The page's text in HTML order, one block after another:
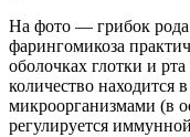
На фото — грибок рода
фарингомикоза
оболочках глотки и
количество находится
микроорганизмами (в
регулируется